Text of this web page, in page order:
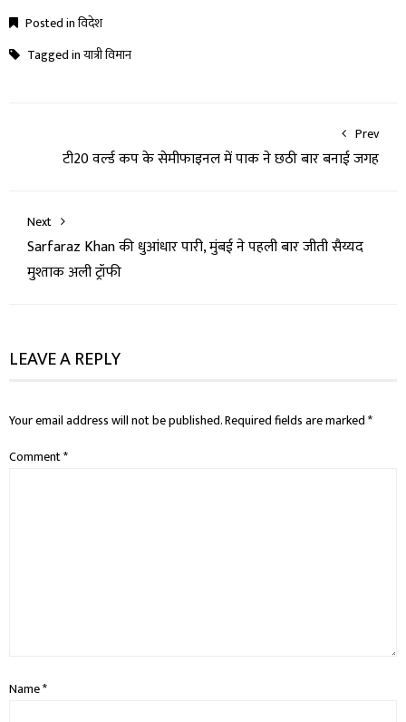
Posted inविदेश
Tagged inयात्री विमान
Prev
टी20 वर्ल्ड कप के सेमीफाइनल में पाक ने छठी बार बनाई जगह
Next
Sarfaraz Khan की धुआंधार पारी, मुंबई ने पहली बार जीती सैय्यद
मुश्ताक अली ट्रॉफी
LEAVE A REPLY
Your email address will not be published.Required fields are marked*
Comment*
Name*